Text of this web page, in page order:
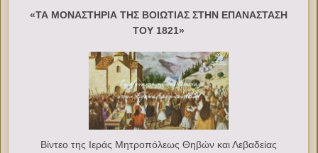
«ΤΑ ΜΟΝΑΣΤΗΡΙΑ ΤΗΣ ΒΟΙΩΤΙΑΣ ΣΤΗΝ ΕΠΑΝΑΣΤΑΣΗ
ΤΟΥ 1821»
Βίντεο της Ιεράς Μητροπόλεως Θηβών και Λεβαδείας